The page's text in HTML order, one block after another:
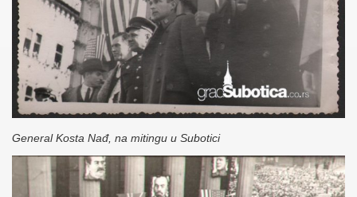
General Kosta Nađ, na mitingu u Subotici